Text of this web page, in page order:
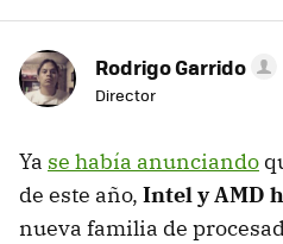
Rodrigo Garrido
Director
Ya se había anunciando
de este año, Intel y AMD
nueva familia de